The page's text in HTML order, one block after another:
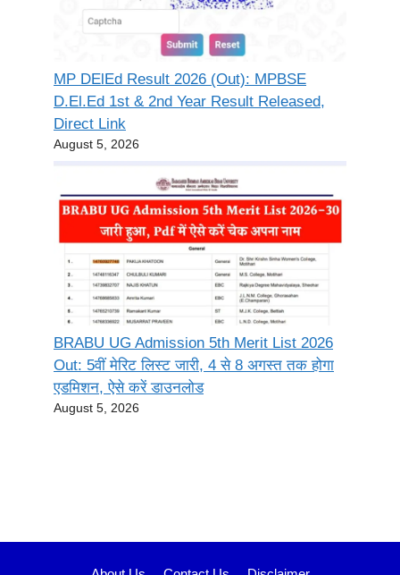
MP DElEd Result 2026 (Out): MPBSE
D.El.Ed 1st & 2nd Year Result Released,
Direct Link
August 5, 2026
BRABU UG Admission 5th Merit List 2026
Out: 5वीं मेरिट लिस्ट जारी, 4 से 8 अगस्त तक होगा
एडमिशन, ऐसे करें डाउनलोड
August 5, 2026